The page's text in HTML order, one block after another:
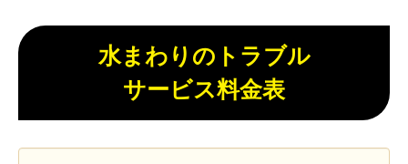
水まわりのトラブル
サービス料金表